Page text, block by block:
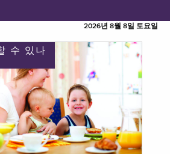
2026년 8월 8일 토요일
수 있나